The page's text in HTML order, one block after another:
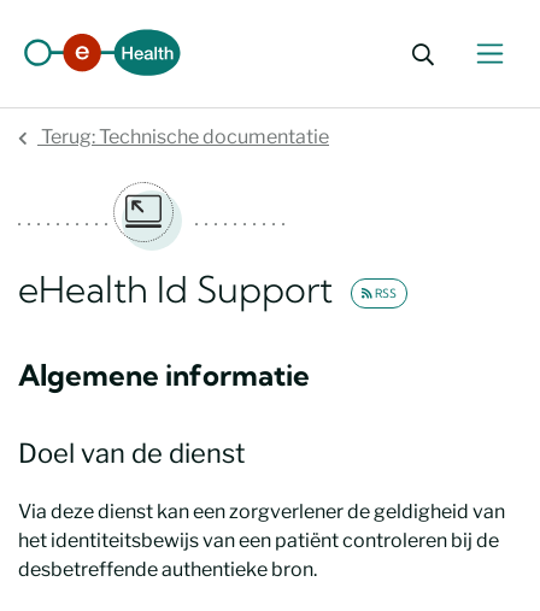
Terug: Technische documentatie
eHealth Id Support RSS
Algemene informatie
Doel van de dienst
Via deze dienst kan een zorgverlener de geldigheid van
het identiteitsbewijs van een patiënt controleren bij de
desbetreffende authentieke bron.